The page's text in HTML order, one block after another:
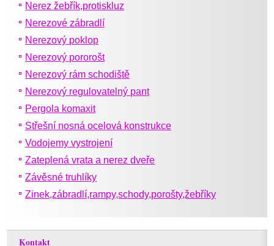
Nerez žebřík,protiskluz
Nerezové zábradlí
Nerezový poklop
Nerezový pororošt
Nerezový rám schodiště
Nerezový regulovatelný pant
Pergola komaxit
Střešní nosná ocelová konstrukce
Vodojemy vystrojení
Zateplená vrata a nerez dveře
Závěsné truhlíky
Zinek,zábradlí,rampy,schody,porošty,žebříky
Kontakt